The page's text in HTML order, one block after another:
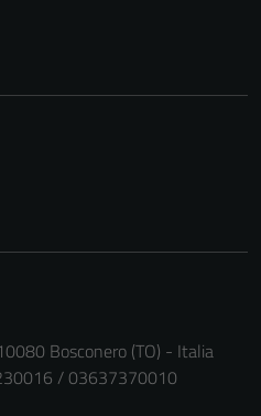
Bosconero (TO) - Italia
/ 03637370010